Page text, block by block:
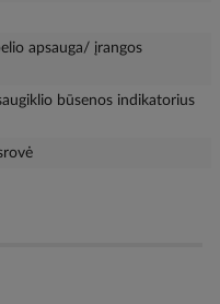
apsauga/ įrangos
būsenos indikatorius